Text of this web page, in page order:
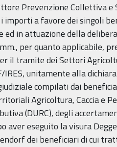
Prevenzione Collettiva
importi a favore dei singoli
ed in attuazione della
per quanto applicabile,
il tramite dei Settori
IRES, unitamente alla
compilati dai
Agricoltura, Caccia e
(DURC), degli
aver eseguito la visura
dei beneficiari di cui